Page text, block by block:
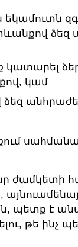
ձեզ
կատարել
կամ
ժամկետի
պետք է
թե ինչ